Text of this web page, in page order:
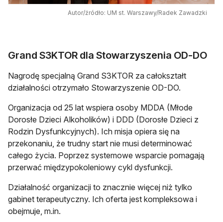
Autor/źródło: UM st. Warszawy/Radek Zawadzki
Grand S3KTOR dla Stowarzyszenia OD-DO
Nagrodę specjalną Grand S3KTOR za całokształt
działalności otrzymało Stowarzyszenie OD-DO.
Organizacja od 25 lat wspiera osoby MDDA (Młode
Dorosłe Dzieci Alkoholików) i DDD (Dorosłe Dzieci z
Rodzin Dysfunkcyjnych). Ich misja opiera się na
przekonaniu, że trudny start nie musi determinować
całego życia. Poprzez systemowe wsparcie pomagają
przerwać międzypokoleniowy cykl dysfunkcji.
Działalność organizacji to znacznie więcej niż tylko
gabinet terapeutyczny. Ich oferta jest kompleksowa i
obejmuje, m.in.